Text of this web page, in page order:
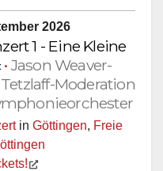
2026
1 - Eine Kleine
• Jason Weaver-
Moderation
in Göttingen, Freie